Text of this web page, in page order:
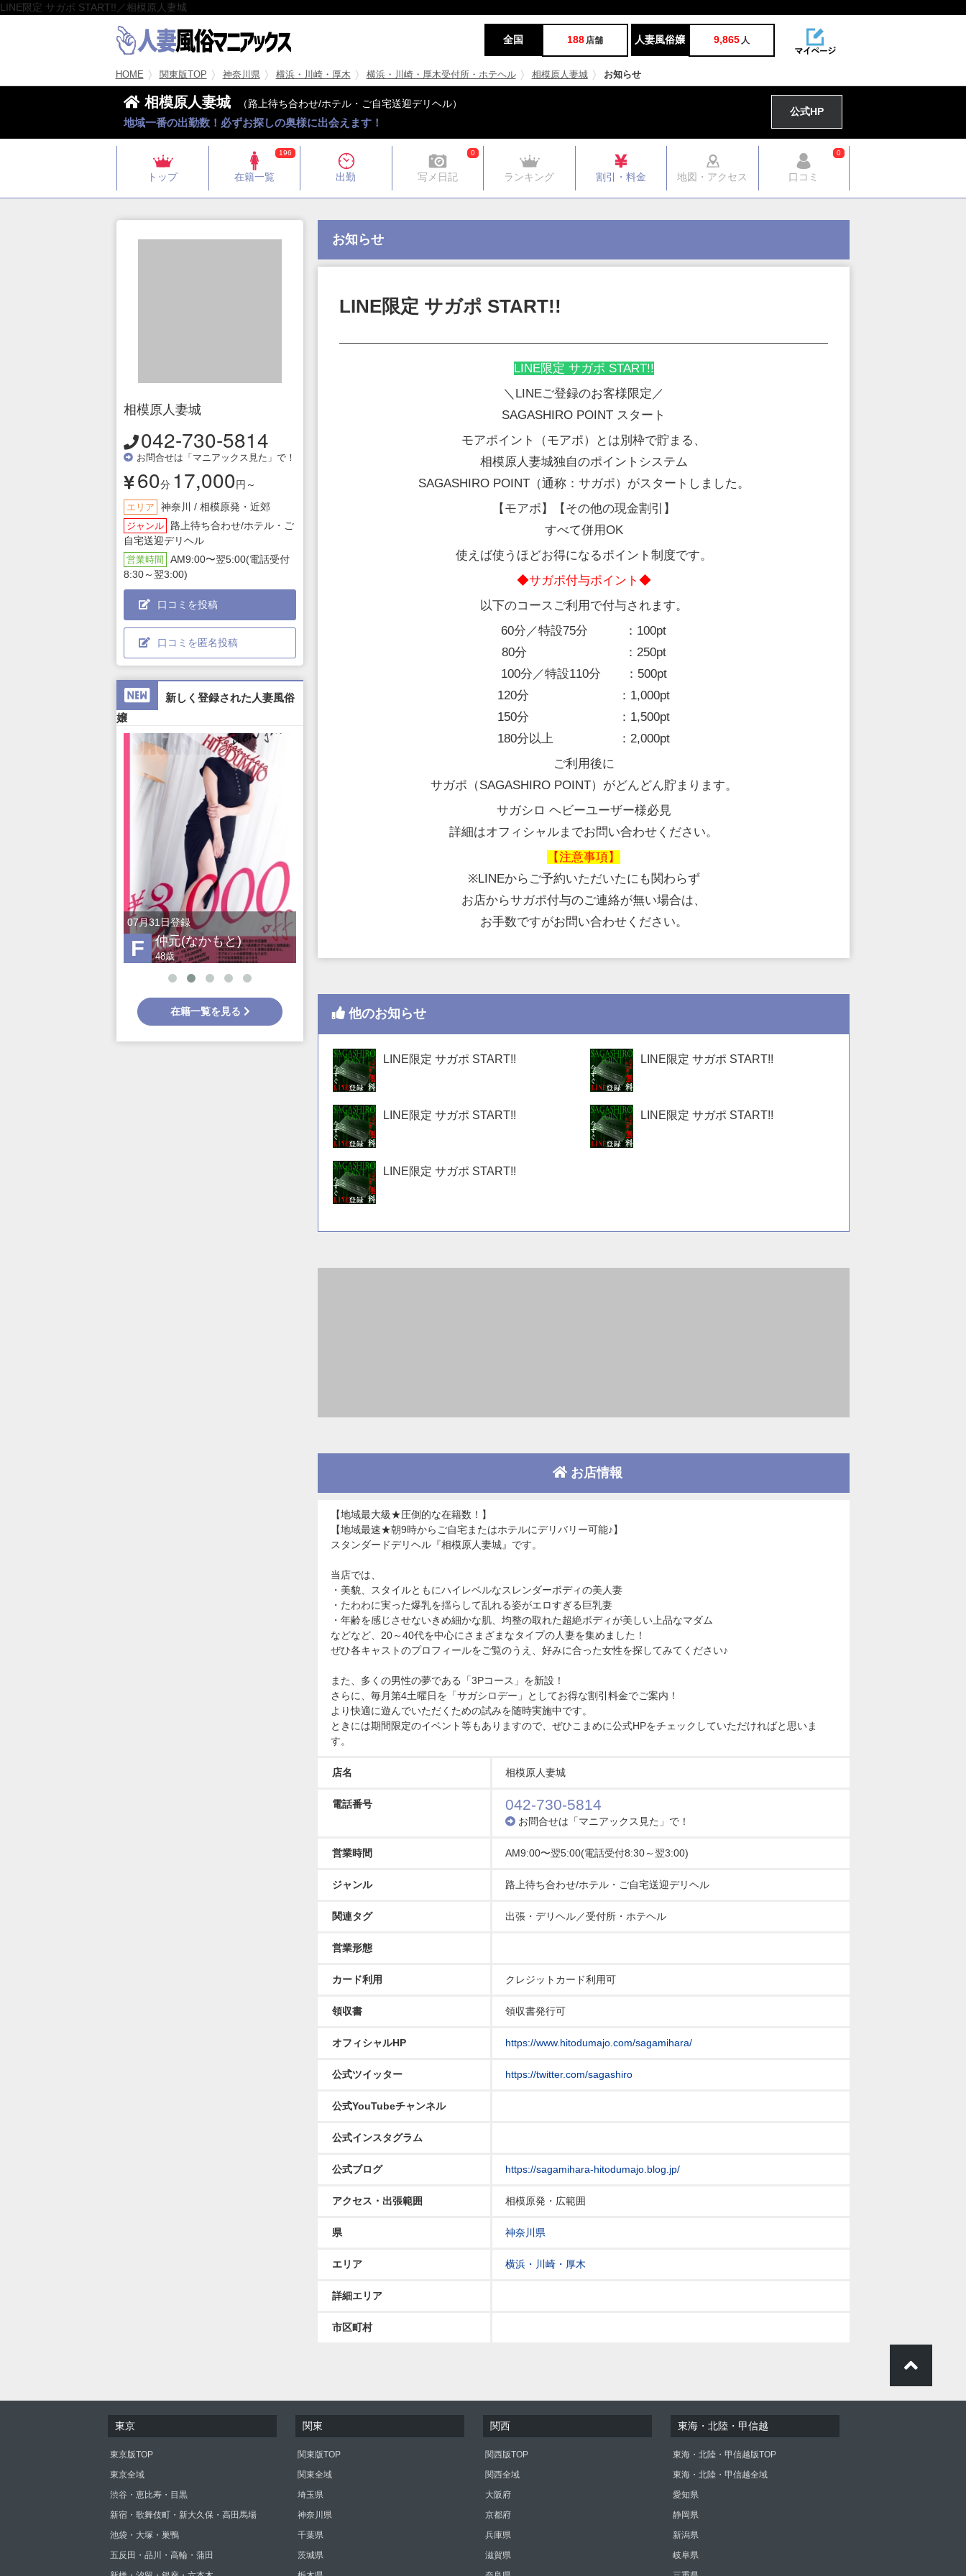
LINE限定 サガポ START!!／相模原人妻城
全国 188 店舗 人妻風俗嬢 9,865 人
HOME 関東版TOP 神奈川県 横浜・川崎・厚木 横浜・川崎・厚木受付所・ホテヘル 相模原人妻城 お知らせ
相模原人妻城 （路上待ち合わせ/ホテル・ご自宅送迎デリヘル）
地域一番の出勤数！必ずお探しの奥様に出会えます！
公式HP
トップ 在籍一覧
196
出勤 写メ日記
0
ランキング 割引・料金 地図・アクセス 口コミ
0
相模原人妻城
042-730-5814
お問合せは「マニアックス見た」で！
60分 17,000円～
エリア 神奈川 / 相模原発・近郊
ジャンル
路上待ち合わせ/ホテル・ご
自宅送迎デリヘル
営業時間
AM9:00〜翌5:00(電話受付
8:30～翌3:00)
口コミを投稿
口コミを匿名投稿
新しく登録された人妻風俗
嬢
07月31日登録
F 仲元(なかもと)
48歳 35歳
07月27日登録
19歳
07月23日登録
33歳
在籍一覧を見る
お知らせ
LINE限定 サガポ START!!
LINE限定 サガポ START!!
＼LINEご登録のお客様限定／
SAGASHIRO POINT スタート
モアポイント（モアポ）とは別枠で貯まる、
相模原人妻城独自のポイントシステム
SAGASHIRO POINT（通称：サガポ）がスタートしました。
【モアポ】【その他の現金割引】
すべて併用OK
使えば使うほどお得になるポイント制度です。
◆サガポ付与ポイント◆
以下のコースご利用で付与されます。
60分／特設75分 ：100pt
80分 ：250pt
100分／特設110分 ：500pt
120分 ：1,000pt
150分 ：1,500pt
180分以上 ：2,000pt
ご利用後に
サガポ（SAGASHIRO POINT）がどんどん貯まります。
サガシロ ヘビーユーザー様必見
詳細はオフィシャルまでお問い合わせください。
【注意事項】
※LINEからご予約いただいたにも関わらず
お店からサガポ付与のご連絡が無い場合は、
お手数ですがお問い合わせください。
他のお知らせ
LINE限定 サガポ START!! LINE限定 サガポ START!!
LINE限定 サガポ START!! LINE限定 サガポ START!!
LINE限定 サガポ START!!
お店情報
【地域最大級★圧倒的な在籍数！】
【地域最速★朝9時からご自宅またはホテルにデリバリー可能♪】
スタンダードデリヘル『相模原人妻城』です。
当店では、
・美貌、スタイルともにハイレベルなスレンダーボディの美人妻
・たわわに実った爆乳を揺らして乱れる姿がエロすぎる巨乳妻
・年齢を感じさせないきめ細かな肌、均整の取れた超絶ボディが美しい上品なマダム
などなど、20～40代を中心にさまざまなタイプの人妻を集めました！
ぜひ各キャストのプロフィールをご覧のうえ、好みに合った女性を探してみてください♪
また、多くの男性の夢である「3Pコース」を新設！
さらに、毎月第4土曜日を「サガシロデー」としてお得な割引料金でご案内！
より快適に遊んでいただくための試みを随時実施中です。
ときには期間限定のイベント等もありますので、ぜひこまめに公式HPをチェックしていただければと思いま
す。
店名 相模原人妻城
電話番号 042-730-5814
お問合せは「マニアックス見た」で！
営業時間 AM9:00〜翌5:00(電話受付8:30～翌3:00)
ジャンル 路上待ち合わせ/ホテル・ご自宅送迎デリヘル
関連タグ 出張・デリヘル／受付所・ホテヘル
営業形態
カード利用 クレジットカード利用可
領収書 領収書発行可
オフィシャルHP https://www.hitodumajo.com/sagamihara/
公式ツイッター https://twitter.com/sagashiro
公式YouTubeチャンネル
公式インスタグラム
公式ブログ https://sagamihara-hitodumajo.blog.jp/
アクセス・出張範囲 相模原発・広範囲
県 神奈川県
エリア 横浜・川崎・厚木
詳細エリア
市区町村
東京
東京版TOP
東京全域
渋谷・恵比寿・目黒
新宿・歌舞伎町・新大久保・高田馬場
池袋・大塚・巣鴨
五反田・品川・高輪・蒲田
関東
関東版TOP
関東全域
埼玉県
神奈川県
千葉県
茨城県
関西
関西版TOP
関西全域
大阪府
京都府
兵庫県
滋賀県
東海・北陸・甲信越
東海・北陸・甲信越版TOP
東海・北陸・甲信越全域
愛知県
静岡県
新潟県
岐阜県